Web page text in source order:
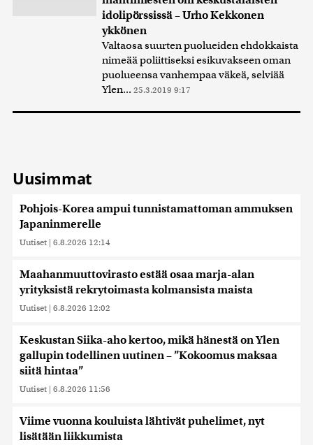
idolipörssissä – Urho Kekkonen
ykkönen
Valtaosa suurten puolueiden ehdokkaista
nimeää poliittiseksi esikuvakseen oman
puolueensa vanhempaa väkeä, selviää
Ylen... 25.3.2019 9:17
Uusimmat
Pohjois-Korea ampui tunnistamattoman ammuksen
Japaninmerelle
Uutiset | 6.8.2026 12:14
Maahanmuuttovirasto estää osaa marja-alan
yrityksistä rekrytoimasta kolmansista maista
Uutiset | 6.8.2026 12:02
Keskustan Siika-aho kertoo, mikä hänestä on Ylen
gallupin todellinen uutinen – ”Kokoomus maksaa
siitä hintaa”
Uutiset | 6.8.2026 11:56
Viime vuonna kouluista lähtivät puhelimet, nyt
lisätään liikkumista